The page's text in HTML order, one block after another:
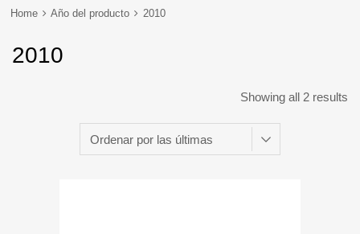
Home Año del producto 2010
2010
Showing all 2 results